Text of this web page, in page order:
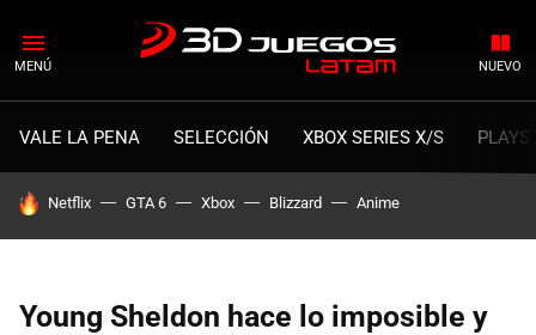
MENÚ NUEVO
VALE LA PENA SELECCIÓN XBOX SERIES X/S
HOY SE HABLA DE
Netflix GTA 6 Xbox Blizzard Anime
Young Sheldon hace lo imposible y